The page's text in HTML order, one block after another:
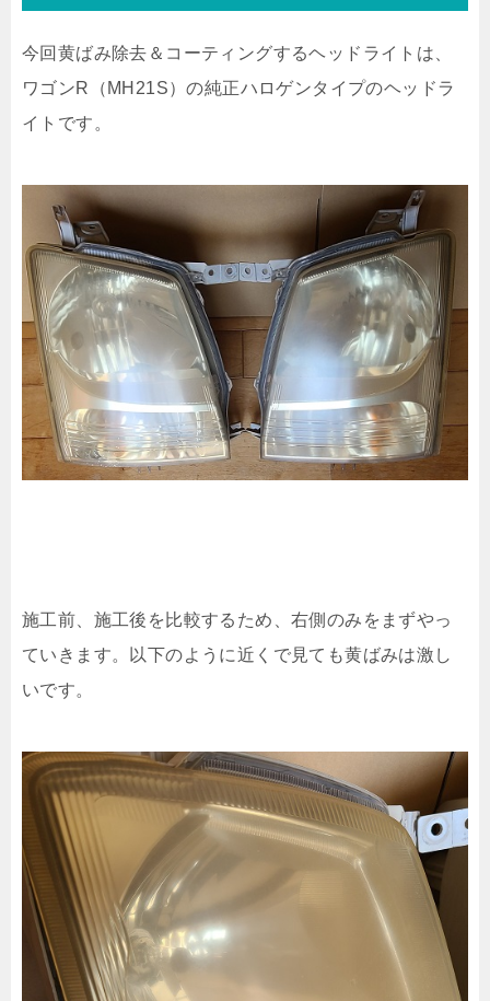
今回黄ばみ除去＆コーティングするヘッドライトは、
ワゴンR（MH21S）の純正ハロゲンタイプのヘッドラ
イトです。
施工前、施工後を比較するため、右側のみをまずやっ
ていきます。以下のように近くで見ても黄ばみは激し
いです。